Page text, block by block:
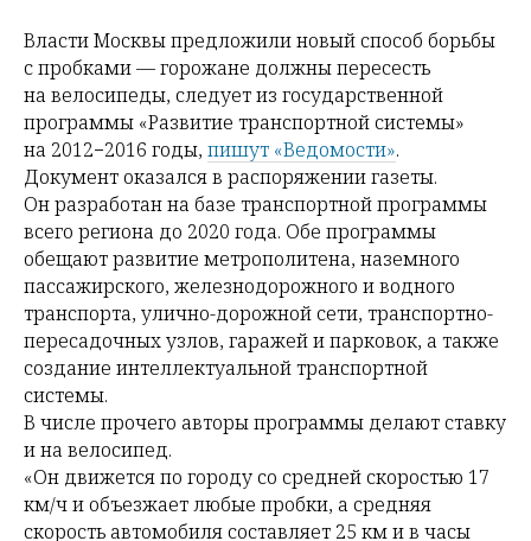
Власти Москвы предложили новый способ борьбы
с пробками — горожане должны пересесть
на велосипеды, следует из государственной
программы «Развитие транспортной системы»
на 2012−2016 годы, пишут «Ведомости».
Документ оказался в распоряжении газеты.
Он разработан на базе транспортной программы
всего региона до 2020 года. Обе программы
обещают развитие метрополитена, наземного
пассажирского, железнодорожного и водного
транспорта, улично-дорожной сети, транспортно-
пересадочных узлов, гаражей и парковок, а также
создание интеллектуальной транспортной
системы.
В числе прочего авторы программы делают ставку
и на велосипед.
«Он движется по городу со средней скоростью 17
км/ч и объезжает любые пробки, а средняя
скорость автомобиля составляет 25 км и в часы